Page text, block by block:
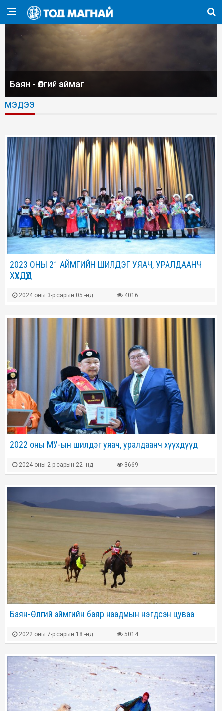
Баян - Өлгий аймаг
МЭДЭЭ
2023 ОНЫ 21 АЙМГИЙН ШИЛДЭГ УЯАЧ, УРАЛДААНЧ
ХҮҮХДҮҮД
2024 оны 3-р сарын 05 -нд 4016
2022 оны МУ-ын шилдэг уяач, уралдаанч хүүхдүүд
2024 оны 2-р сарын 22 -нд 3669
Баян-Өлгий аймгийн баяр наадмын нэгдсэн цуваа
2022 оны 7-р сарын 18 -нд 5014